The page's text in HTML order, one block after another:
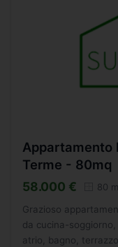
Appartamento
Terme - 80mq
58.000 € 80
Grazioso
da cucina-
atrio, bagno,